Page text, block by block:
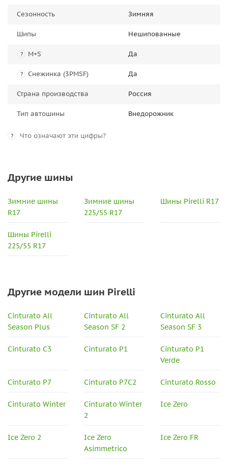
Сезонность Зимняя
Шипы Нешипованные
? M+S Да
? Снежинка (3PMSF) Да
Страна производства Россия
Тип автошины Внедорожник
? Что означают эти цифры?
Другие шины
Зимние шины
R17
Зимние шины
225/55 R17
Шины Pirelli R17
Шины Pirelli
225/55 R17
Другие модели шин Pirelli
Cinturato All
Season Plus
Cinturato All
Season SF 2
Cinturato All
Season SF 3
Cinturato C3 Cinturato P1
Cinturato P1
Verde
Cinturato P7 Cinturato P7C2 Cinturato Rosso
Cinturato Winter
Cinturato Winter
2
Ice Zero
Ice Zero 2
Ice Zero
Asimmetrico
Ice Zero FR